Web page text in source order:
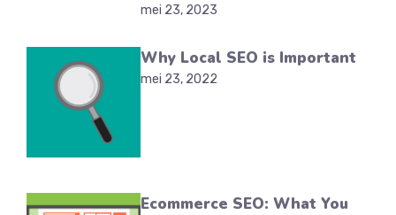
mei 23, 2023
Why Local SEO is Important
mei 23, 2022
Ecommerce SEO: What You